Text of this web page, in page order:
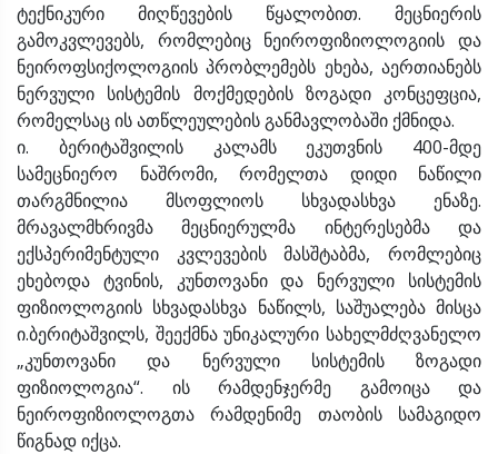
ტექნიკური მიღწევების წყალობით. მეცნიერის
გამოკვლევებს, რომლებიც ნეიროფიზიოლოგიის და
ნეიროფსიქოლოგიის პრობლემებს ეხება, აერთიანებს
ნერვული სისტემის მოქმედების ზოგადი კონცეფცია,
რომელსაც ის ათწლეულების განმავლობაში ქმნიდა.
ი. ბერიტაშვილის კალამს ეკუთვნის 400-მდე
სამეცნიერო ნაშრომი, რომელთა დიდი ნაწილი
თარგმნილია მსოფლიოს სხვადასხვა ენაზე.
მრავალმხრივმა მეცნიერულმა ინტერესებმა და
ექსპერიმენტული კვლევების მასშტაბმა, რომლებიც
ეხებოდა ტვინის, კუნთოვანი და ნერვული სისტემის
ფიზიოლოგიის სხვადასხვა ნაწილს, საშუალება მისცა
ი.ბერიტაშვილს, შეექმნა უნიკალური სახელმძღვანელო
„კუნთოვანი და ნერვული სისტემის ზოგადი
ფიზიოლოგია“. ის რამდენჯერმე გამოიცა და
ნეიროფიზიოლოგთა რამდენიმე თაობის სამაგიდო
წიგნად იქცა.